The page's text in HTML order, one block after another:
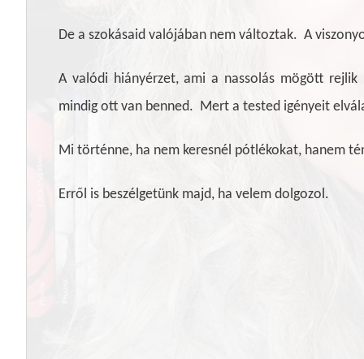
De a szokásaid valójában nem változtak. A
A valódi hiányérzet, ami a nassolás mögött rejlik
mindig ott van benned.
Mert a tested igényeit
Mi történne, ha nem keresnél pótlékokat, hanem
Erről is beszélgetünk majd, ha velem dolgozol.